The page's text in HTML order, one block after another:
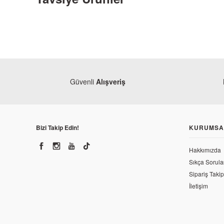
Güvenli Alışveriş
Bizi Takip Edin!
Hakkımızda
Sıkça
Sipariş Takip
İletişim